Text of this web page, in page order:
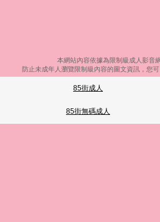
本網站內容依據為限制級成人影音
防止未成年人瀏覽限制級內容的圖文資訊，您
85街成人
85街無碼成人